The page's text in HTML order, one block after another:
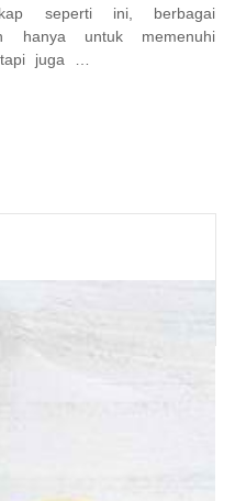
seperti ini, berbagai
hanya untuk memenuhi
juga …